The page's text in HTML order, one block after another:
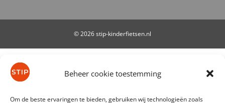
Beheer cookie toestemming
Om de beste ervaringen te bieden, gebruiken wij technologieën zoals
© 2026 stip-kinderfietsen.nl
WebwinkelKeur Reviewsis 9.7/10 gebaseerd op 61